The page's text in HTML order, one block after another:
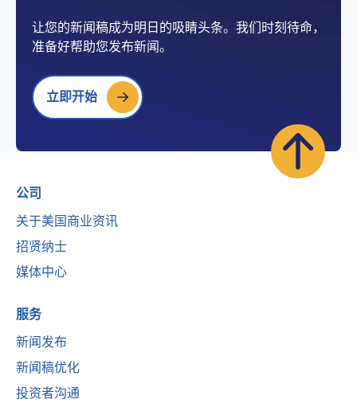
让您的新闻稿成为明日的吸睛头条。我们时刻待命，
准备好帮助您发布新闻。
立即开始
公司
关于美国商业资讯
招贤纳士
媒体中心
服务
新闻发布
新闻稿优化
投资者沟通